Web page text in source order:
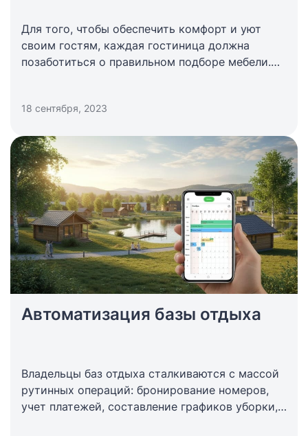
Для того, чтобы обеспечить комфорт и уют
своим гостям, каждая гостиница должна
позаботиться о правильном подборе мебели.
интерьер, но и соответствовать определенным
18 сентября, 2023
Автоматизация базы отдыха
Владельцы баз отдыха сталкиваются с массой
рутинных операций: бронирование номеров,
учет платежей, составление графиков уборки,